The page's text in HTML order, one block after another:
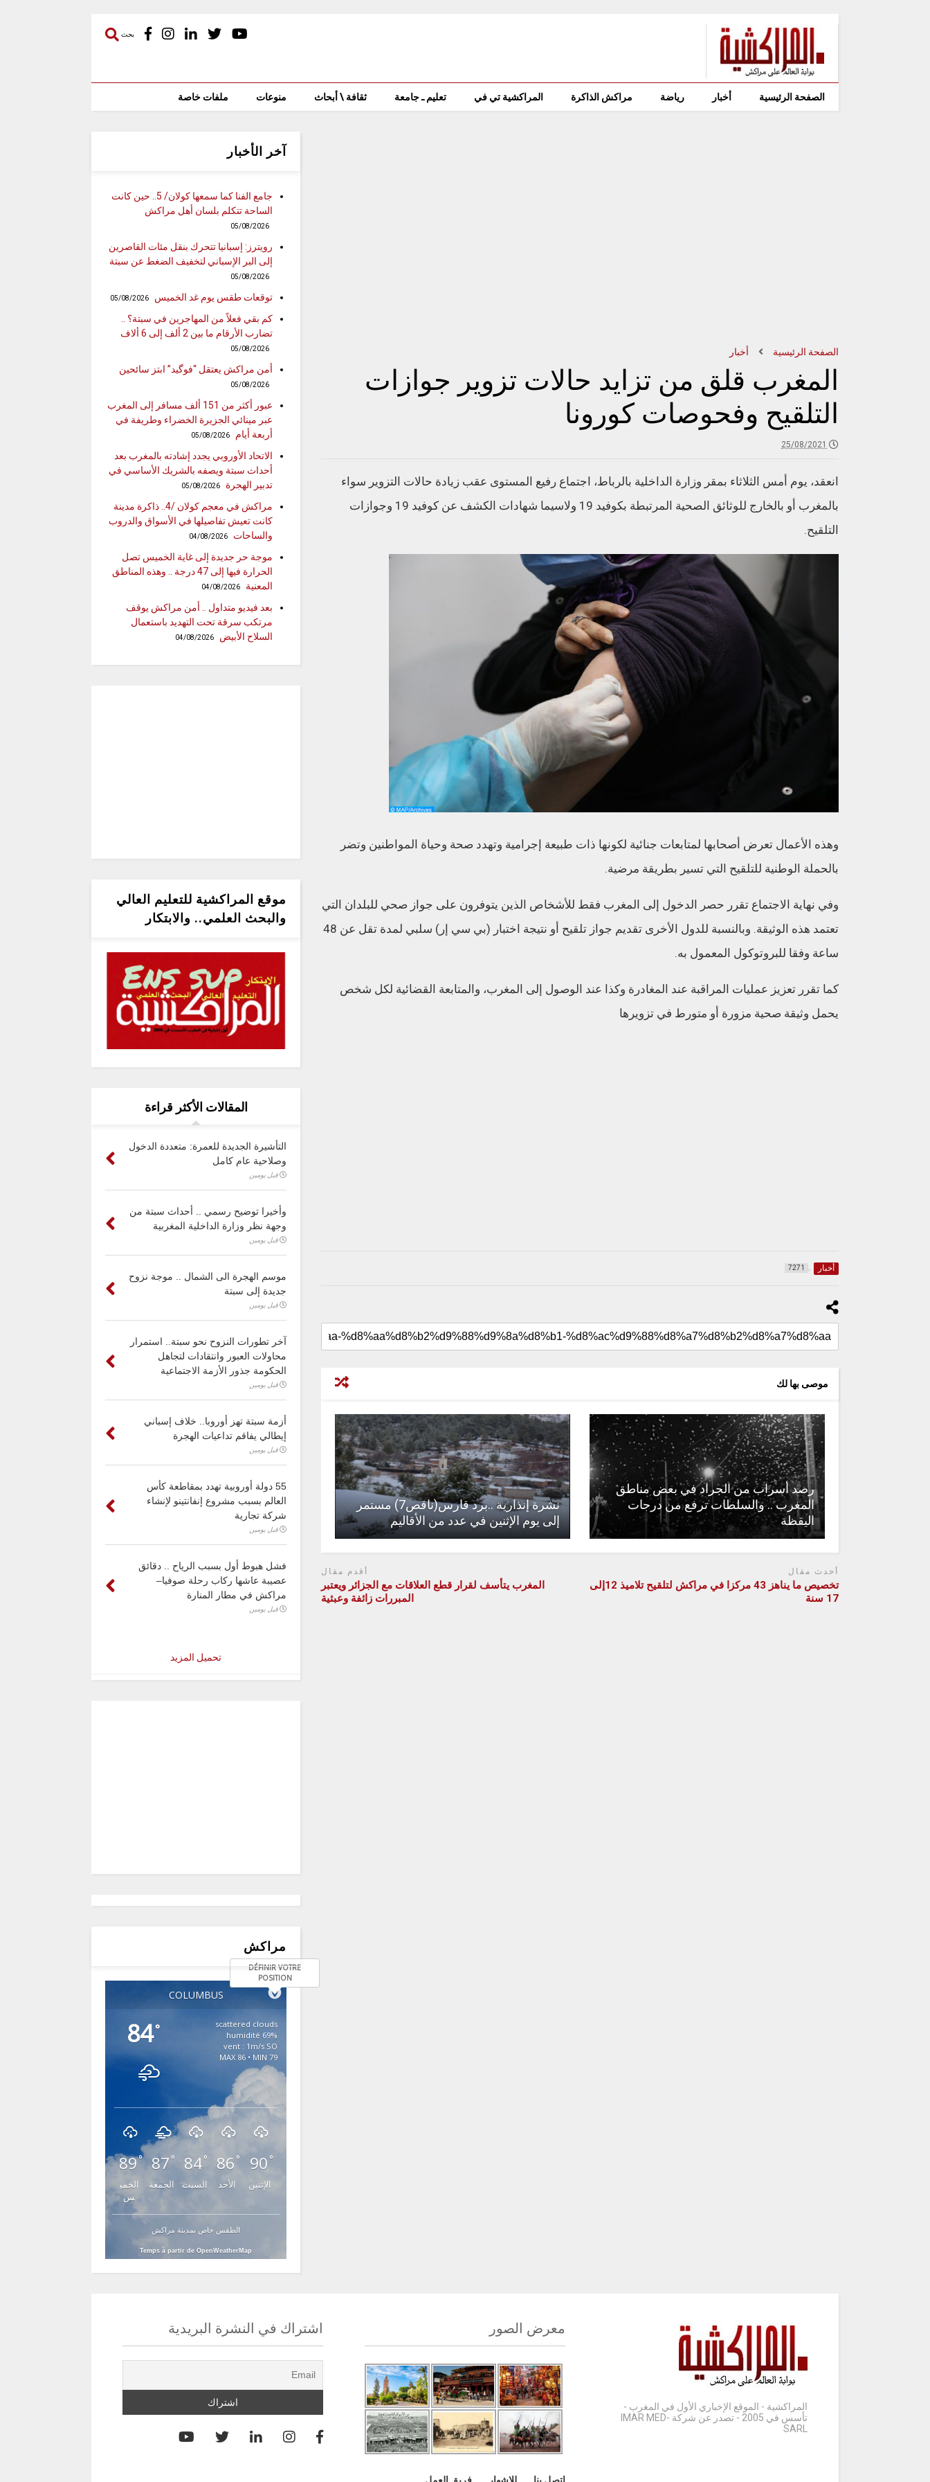
بحث
الصفحة الرئيسية أخبار رياضة مراكش الذاكرة المراكشية تي في تعليم ـ جامعة ثقافة \ أبحاث منوعات ملفات خاصة
الصفحة الرئيسية أخبار
المغرب قلق من تزايد حالات تزوير جوازات
التلقيح وفحوصات كورونا
25/08/2021
انعقد، يوم أمس الثلاثاء بمقر وزارة الداخلية بالرباط، اجتماع رفيع المستوى عقب زيادة حالات التزوير سواء
بالمغرب أو بالخارج للوثائق الصحية المرتبطة بكوفيد 19 ولاسيما شهادات الكشف عن كوفيد 19 وجوازات
التلقيح.
وهذه الأعمال تعرض أصحابها لمتابعات جنائية لكونها ذات طبيعة إجرامية وتهدد صحة وحياة المواطنين وتضر
بالحملة الوطنية للتلقيح التي تسير بطريقة مرضية.
وفي نهاية الاجتماع تقرر حصر الدخول إلى المغرب فقط للأشخاص الذين يتوفرون على جواز صحي للبلدان التي
تعتمد هذه الوثيقة. وبالنسبة للدول الأخرى تقديم جواز تلقيح أو نتيجة اختبار (بي سي إر) سلبي لمدة تقل عن 48
ساعة وفقا للبروتوكول المعمول به.
كما تقرر تعزيز عمليات المراقبة عند المغادرة وكذا عند الوصول إلى المغرب، والمتابعة القضائية لكل شخص
يحمل وثيقة صحية مزورة أو متورط في تزويرها
أخبار 7271
موصى بها لك
رصد أسراب من الجراد في بعض مناطق
المغرب .. والسلطات ترفع من درجات
اليقظة
نشرة إنذارية ..برد قارس(ناقص7) مستمر
إلى يوم الإثنين في عدد من الأقاليم
أحدث مقال
تخصيص ما يناهز 43 مركزا في مراكش لتلقيح تلاميذ 12إلى
17 سنة
أقدم مقال
المغرب يتأسف لقرار قطع العلاقات مع الجزائر ويعتبر
المبررات زائفة وعبثية
آخر الأخبار
جامع الفنا كما سمعها كولان/ 5.. حين كانت
الساحة تتكلم بلسان أهل مراكش
05/08/2026
رويترز: إسبانيا تتحرك بنقل مئات القاصرين
إلى البر الإسباني لتخفيف الضغط عن سبتة
05/08/2026
توقعات طقس يوم غد الخميس 05/08/2026
كم بقي فعلاً من المهاجرين في سبتة؟ ..
تضارب الأرقام ما بين 2 ألف إلى 6 ألاف
05/08/2026
أمن مراكش يعتقل “فوگيد” ابتز سائحين
05/08/2026
عبور أكثر من 151 ألف مسافر إلى المغرب
عبر مينائي الجزيرة الخضراء وطريفة في
أربعة أيام
05/08/2026
الاتحاد الأوروبي يجدد إشادته بالمغرب بعد
أحداث سبتة ويصفه بالشريك الأساسي في
تدبير الهجرة
05/08/2026
مراكش في معجم كولان /4.. ذاكرة مدينة
كانت تعيش تفاصيلها في الأسواق والدروب
والساحات
04/08/2026
موجة حر جديدة إلى غاية الخميس تصل
الحرارة فيها إلى 47 درجة .. وهذه المناطق
المعنية
04/08/2026
بعد فيديو متداول .. أمن مراكش يوقف
مرتكب سرقة تحت التهديد باستعمال
السلاح الأبيض
04/08/2026
موقع المراكشية للتعليم العالي
والبحث العلمي.. والابتكار
المقالات الأكثر قراءة
التأشيرة الجديدة للعمرة: متعددة الدخول
وصلاحية عام كامل
قبل يومين
وأخيرا توضيح رسمي .. أحداث سبتة من
وجهة نظر وزارة الداخلية المغربية
قبل يومين
موسم الهجرة الى الشمال .. موجة نزوح
جديدة إلى سبتة
قبل يومين
آخر تطورات النزوح نحو سبتة.. استمرار
محاولات العبور وانتقادات لتجاهل
الحكومة جذور الأزمة الاجتماعية
قبل يومين
أزمة سبتة تهز أوروبا.. خلاف إسباني
إيطالي يفاقم تداعيات الهجرة
قبل يومين
55 دولة أوروبية تهدد بمقاطعة كأس
العالم بسبب مشروع إنفانتينو لإنشاء
شركة تجارية
قبل يومين
فشل هبوط أول بسبب الرياح .. دقائق
عصيبة عاشها ركاب رحلة صوفيا–
مراكش في مطار المنارة
قبل يومين
تحميل المزيد
مراكش
COLUMBUS
DÉFINIR VOTRE
POSITION
84°
scattered clouds
69% humidité
vent : 1m/s SO
MAX 86 • MIN 79
89°
الخمي
س
87 °
الجمعة
84°
السبت
86 °
الأحد
90°
الإثنين
الطقس خاص بمدينة مراكش
Temps à partir de OpenWeatherMap
المراكشية - الموقع الإخباري الأول في المغرب -
تأسس في 2005 - تصدر عن شركة IMAR MED-
SARL
معرض الصور اشتراك في النشرة البريدية